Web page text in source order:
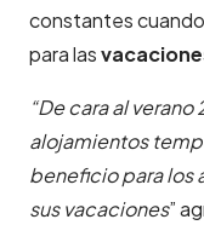
constantes
para las
“De cara al
alojamientos
beneficio para los
sus vacaciones”